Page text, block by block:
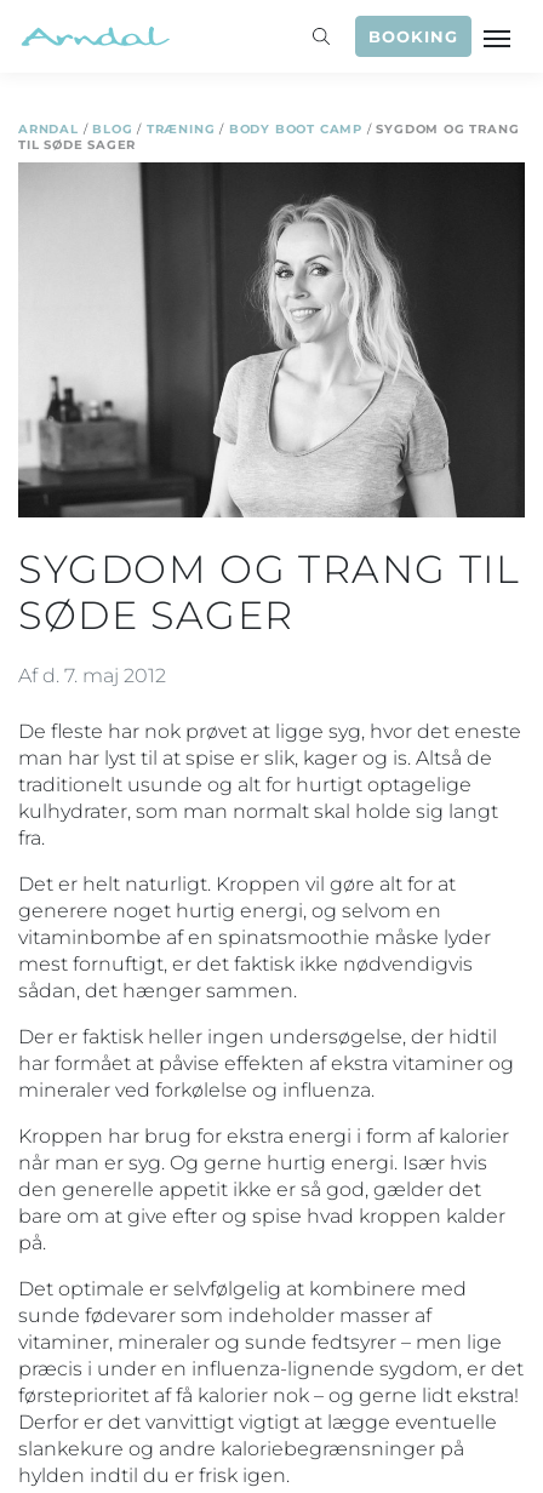
BOOKING
ARNDAL / BLOG / TRÆNING / BODY BOOT CAMP /SYGDOM OG TRANG
TIL SØDE SAGER
SYGDOM OG TRANG TIL
SØDE SAGER
Af d. 7. maj 2012
De fleste har nok prøvet at ligge syg, hvor det eneste
man har lyst til at spise er slik, kager og is. Altså de
traditionelt usunde og alt for hurtigt optagelige
kulhydrater, som man normalt skal holde sig langt
fra.
Det er helt naturligt. Kroppen vil gøre alt for at
generere noget hurtig energi, og selvom en
vitaminbombe af en spinatsmoothie måske lyder
mest fornuftigt, er det faktisk ikke nødvendigvis
sådan, det hænger sammen.
Der er faktisk heller ingen undersøgelse, der hidtil
har formået at påvise effekten af ekstra vitaminer og
mineraler ved forkølelse og influenza.
Kroppen har brug for ekstra energi i form af kalorier
når man er syg. Og gerne hurtig energi. Især hvis
den generelle appetit ikke er så god, gælder det
bare om at give efter og spise hvad kroppen kalder
på.
Det optimale er selvfølgelig at kombinere med
sunde fødevarer som indeholder masser af
vitaminer, mineraler og sunde fedtsyrer – men lige
præcis i under en influenza-lignende sygdom, er det
førsteprioritet af få kalorier nok – og gerne lidt ekstra!
Derfor er det vanvittigt vigtigt at lægge eventuelle
slankekure og andre kaloriebegrænsninger på
hylden indtil du er frisk igen.